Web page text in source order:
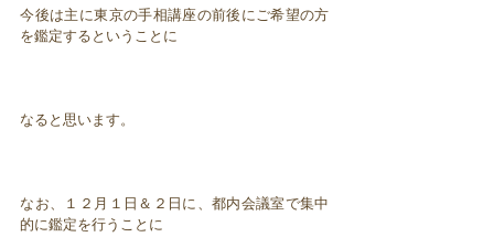
今後は主に東京の手相講座の前後にご希望の方
を鑑定するということに
なると思います。
なお、１２月１日＆２日に、都内会議室で集中
的に鑑定を行うことに